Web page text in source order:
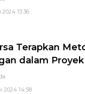
13:36
Terapkan
dalam
2024 14:58